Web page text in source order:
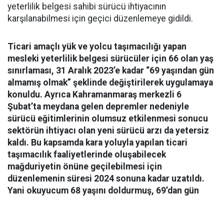
yeterlilik belgesi sahibi sürücü ihtiyacının
karşılanabilmesi için geçici düzenlemeye gidildi.
Ticari amaçlı yük ve yolcu taşımacılığı yapan
mesleki yeterlilik belgesi sürücüler için 66 olan yaş
sınırlaması, 31 Aralık 2023’e kadar “69 yaşından gün
almamış olmak” şeklinde değiştirilerek uygulamaya
konuldu. Ayrıca Kahramanmaraş merkezli 6
Şubat’ta meydana gelen depremler nedeniyle
sürücü eğitimlerinin olumsuz etkilenmesi sonucu
sektörün ihtiyacı olan yeni sürücü arzı da yetersiz
kaldı. Bu kapsamda kara yoluyla yapılan ticari
taşımacılık faaliyetlerinde oluşabilecek
mağduriyetin önüne geçilebilmesi için
düzenlemenin süresi 2024 sonuna kadar uzatıldı.
Yani okuyucum 68 yaşını doldurmuş, 69’dan gün